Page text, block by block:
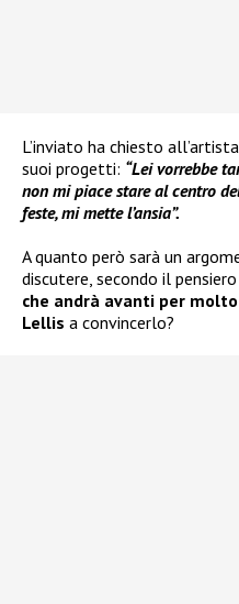
L’inviato ha chiesto
suoi progetti: “Lei vorrebbe
non mi piace stare al centro
feste, mi mette l’ansia”.
A quanto però sarà un
discutere, secondo il pensiero
che andrà avanti per molto
Lellis a convincerlo?